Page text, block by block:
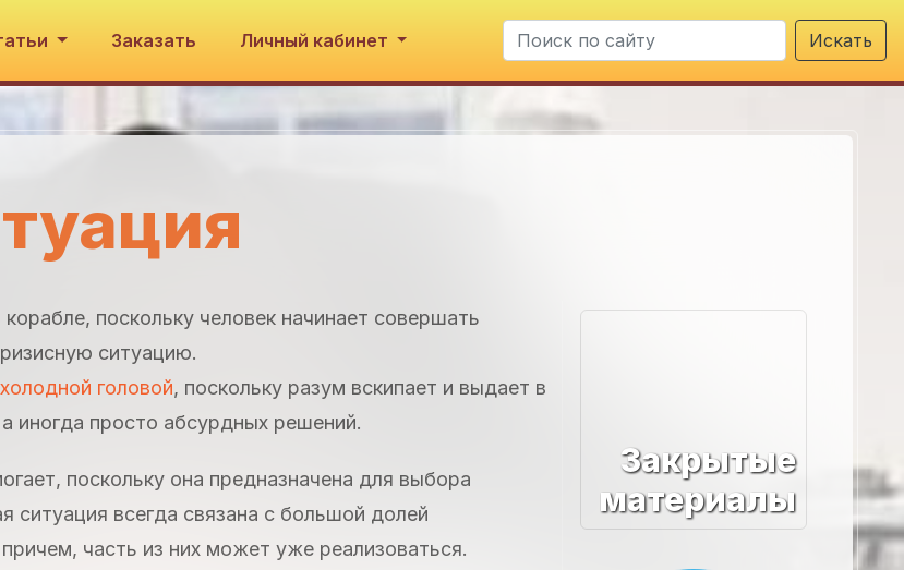
Заказать Личный кабинет Искать
поскольку человек начинает совершать
ситуацию.
холодной головой, поскольку разум вскипает и выдает в
иногда просто абсурдных решений.
поскольку она предназначена для выбора
ситуация всегда связана с большой долей
часть из них может уже реализоваться.
Закрытые
материалы